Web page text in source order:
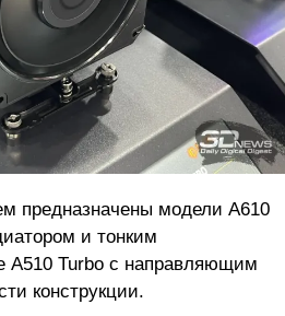
предназначены модели A610
и тонким
A510 Turbo с направляющим
конструкции.